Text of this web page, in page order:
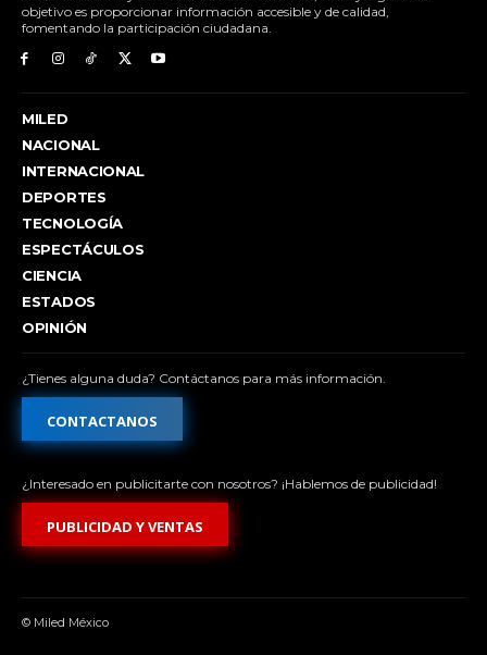
objetivo es proporcionar información accesible y de calidad,
fomentando la participación ciudadana.
MILED
NACIONAL
INTERNACIONAL
DEPORTES
TECNOLOGÍA
ESPECTÁCULOS
CIENCIA
ESTADOS
OPINIÓN
¿Tienes alguna duda? Contáctanos para más información.
CONTACTANOS
¿Interesado en publicitarte con nosotros? ¡Hablemos de publicidad!
PUBLICIDAD Y VENTAS
© Miled México